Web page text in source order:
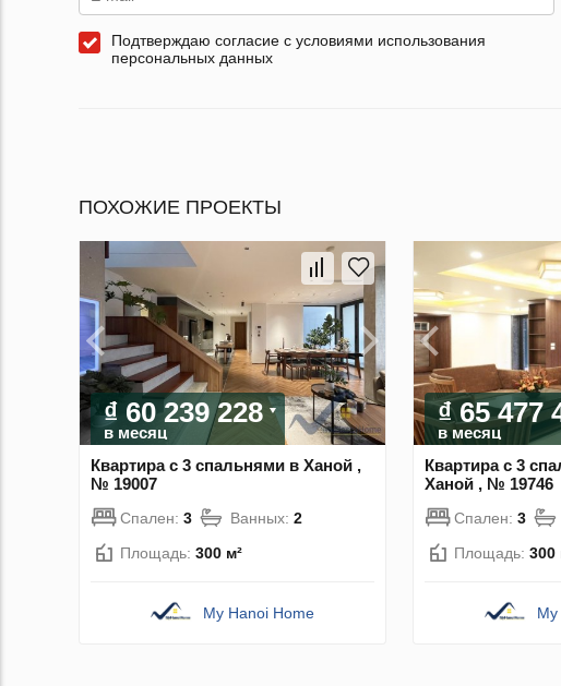
Подтверждаю согласие с условиями использования
персональных данных
ПОХОЖИЕ ПРОЕКТЫ
₫ 60 239 228
в месяц
Квартира с 3 спальнями в Ханой ,
№ 19007
Спален: 3 Ванных: 2
Площадь: 300 м²
My Hanoi Home
₫ 65 477
в месяц
Квартира с 3
Ханой , № 19746
Спален: 3
Площадь: 300